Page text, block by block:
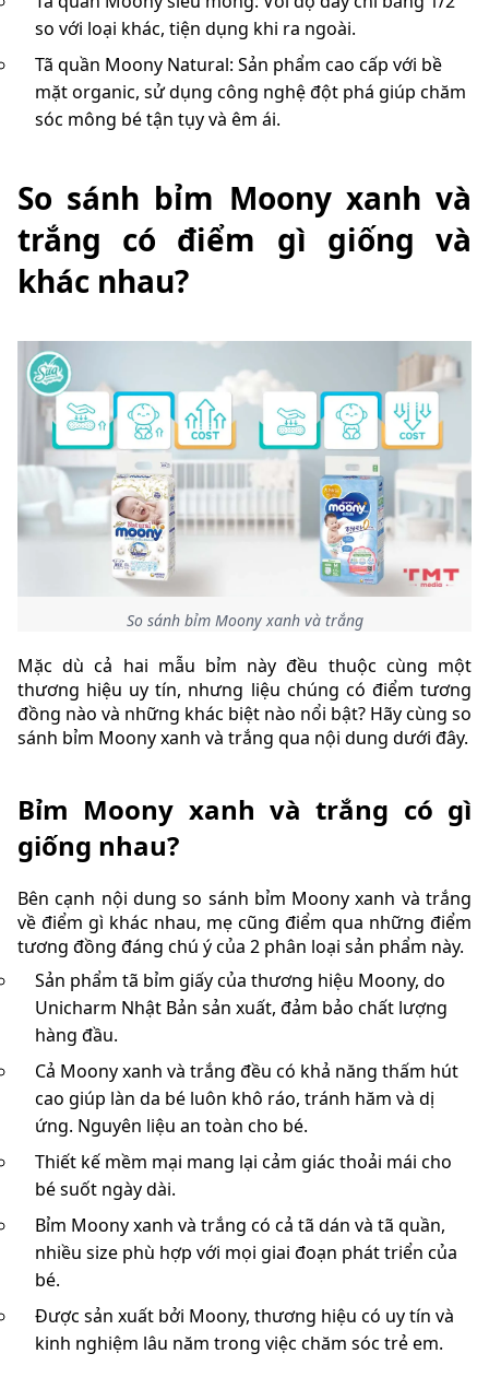
so với loại khác, tiện dụng khi ra ngoài.
Tã quần Moony Natural: Sản phẩm cao cấp với bề
mặt organic, sử dụng công nghệ đột phá giúp chăm
sóc mông bé tận tụy và êm ái.
So sánh bỉm Moony xanh và
trắng có điểm gì giống và
khác nhau?
So sánh bỉm Moony xanh và trắng
Mặc dù cả hai mẫu bỉm này đều thuộc cùng một
thương hiệu uy tín, nhưng liệu chúng có điểm tương
đồng nào và những khác biệt nào nổi bật? Hãy cùng so
sánh bỉm Moony xanh và trắng qua nội dung dưới đây.
Bỉm Moony xanh và trắng có gì
giống nhau?
Bên cạnh nội dung so sánh bỉm Moony xanh và trắng
về điểm gì khác nhau, mẹ cũng điểm qua những điểm
tương đồng đáng chú ý của 2 phân loại sản phẩm này.
Sản phẩm tã bỉm giấy của thương hiệu Moony, do
Unicharm Nhật Bản sản xuất, đảm bảo chất lượng
hàng đầu.
Cả Moony xanh và trắng đều có khả năng thấm hút
cao giúp làn da bé luôn khô ráo, tránh hăm và dị
ứng. Nguyên liệu an toàn cho bé.
Thiết kế mềm mại mang lại cảm giác thoải mái cho
bé suốt ngày dài.
Bỉm Moony xanh và trắng có cả tã dán và tã quần,
nhiều size phù hợp với mọi giai đoạn phát triển của
bé.
Được sản xuất bởi Moony, thương hiệu có uy tín và
kinh nghiệm lâu năm trong việc chăm sóc trẻ em.